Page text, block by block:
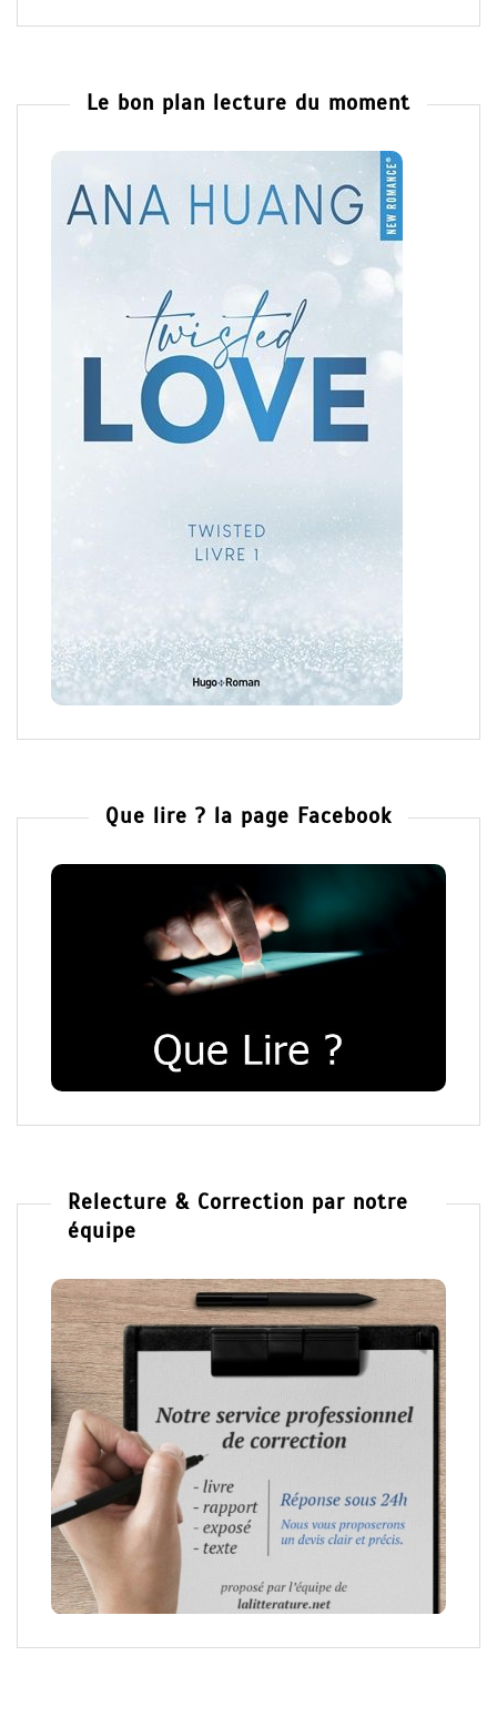
Le bon plan lecture du moment
Que lire ? la page Facebook
Relecture & Correction par notre
équipe